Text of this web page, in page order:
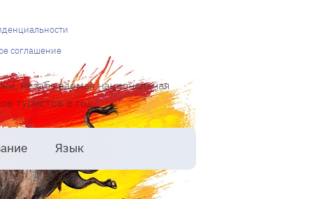
незабываемая национальная
туристов в год.
Язык
соглашение